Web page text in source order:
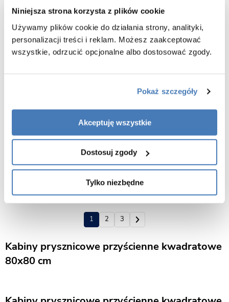
Niniejsza strona korzysta z plików cookie
Używamy plików cookie do działania strony, analityki,
personalizacji treści i reklam. Możesz zaakceptować
wszystkie, odrzucić opcjonalne albo dostosować zgody.
Pokaż szczegóły
Akceptuję wszystkie
Dostosuj zgody
Tylko niezbędne
Kabiny prysznicowe przyścienne kwadratowe
80x80 cm
2596 Avexa Black New Trendy
6159,00
80x80 cm EXK-3101 Avexa New
Trendy Gold Brushed
6521,00
1 2 3